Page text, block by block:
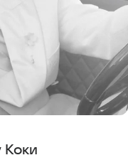
Коки